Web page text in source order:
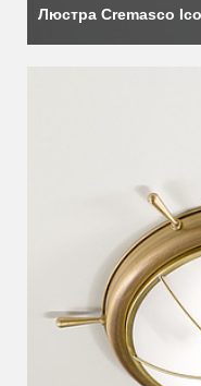
Люстра Cremasco